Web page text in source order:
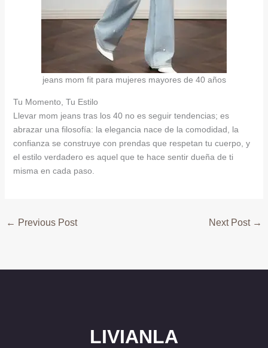
jeans mom fit para mujeres mayores de 40 años
Tu Momento, Tu Estilo
Llevar mom jeans tras los 40 no es seguir tendencias; es
abrazar una filosofía: la elegancia nace de la comodidad, la
confianza se construye con prendas que respetan tu cuerpo, y
el estilo verdadero es aquel que te hace sentir dueña de ti
misma en cada paso.
← Previous Post Next Post →
LIVIANLA